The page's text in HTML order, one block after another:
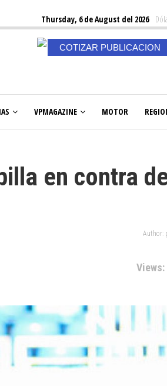
Thursday, 6 de August del 2026
COTIZAR PUBLICACION
VPMAGAZINE MOTOR
en contra
Author:
Views: